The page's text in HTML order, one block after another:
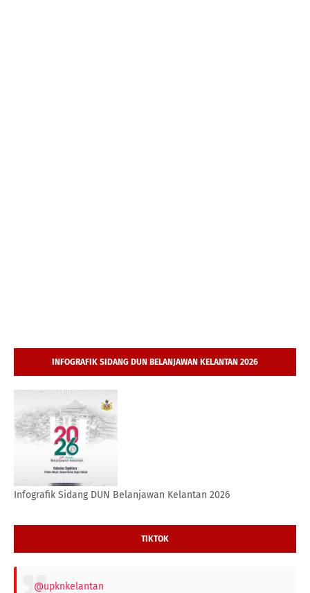
INFOGRAFIK SIDANG DUN BELANJAWAN KELANTAN 2026
Infografik Sidang DUN Belanjawan Kelantan 2026
TIKTOK
@upknkelantan